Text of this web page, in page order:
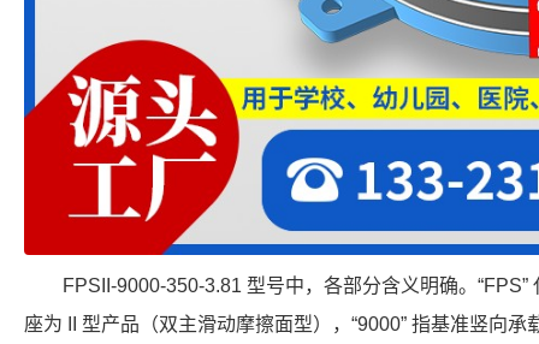
FPSII-9000-350-3.81 型号中，各部分含义明确。“FPS”
座为 II 型产品（双主滑动摩擦面型），“9000” 指基准竖向承